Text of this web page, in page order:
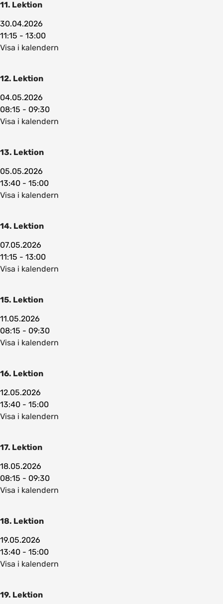
11. Lektion
30.04.2026
11:15 - 13:00
Visa i kalendern
12. Lektion
04.05.2026
08:15 - 09:30
Visa i kalendern
13. Lektion
05.05.2026
13:40 - 15:00
Visa i kalendern
14. Lektion
07.05.2026
11:15 - 13:00
Visa i kalendern
15. Lektion
11.05.2026
08:15 - 09:30
Visa i kalendern
16. Lektion
12.05.2026
13:40 - 15:00
Visa i kalendern
17. Lektion
18.05.2026
08:15 - 09:30
Visa i kalendern
18. Lektion
19.05.2026
13:40 - 15:00
Visa i kalendern
19. Lektion